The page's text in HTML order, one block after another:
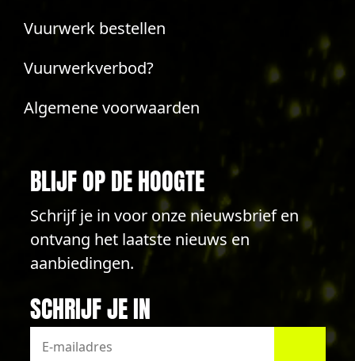
Vuurwerk bestellen
Vuurwerkverbod?
Algemene voorwaarden
BLIJF OP DE HOOGTE
Schrijf je in voor onze nieuwsbrief en
ontvang het laatste nieuws en
aanbiedingen.
SCHRIJF JE IN